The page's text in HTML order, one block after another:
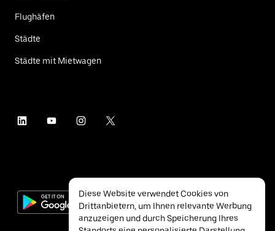
Flughäfen
Städte
Städte mit Mietwagen
Diese Website verwendet Cookies von
Drittanbietern, um Ihnen relevante Werbung
anzuzeigen und durch Speicherung Ihres